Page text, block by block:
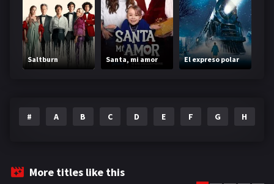
Saltburn Santa, mi amor El expreso polar
# A B C D E F G H
More titles like this